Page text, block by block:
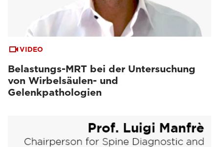
VIDEO
Belastungs-MRT bei der Untersuchung
von Wirbelsäulen- und
Gelenkpathologien